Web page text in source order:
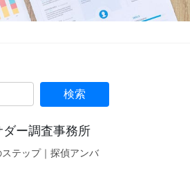
ー調査事務所
テップ｜探偵アンバ